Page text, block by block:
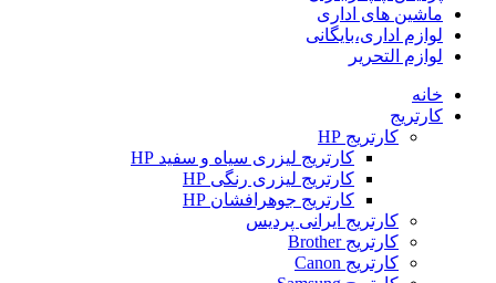
ماشین های اداری
لوازم اداری،بایگانی
لوازم التحریر
خانه
کارتریج
کارتریج HP
کارتریج لیزری سیاه و سفید HP
کارتریج لیزری رنگی HP
کارتریج جوهرافشان HP
کارتریج ایرانی پردیس
کارتریج Brother
کارتریج Canon